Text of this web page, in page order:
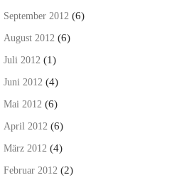
September 2012 (6)
August 2012 (6)
Juli 2012 (1)
Juni 2012 (4)
Mai 2012 (6)
April 2012 (6)
März 2012 (4)
Februar 2012 (2)